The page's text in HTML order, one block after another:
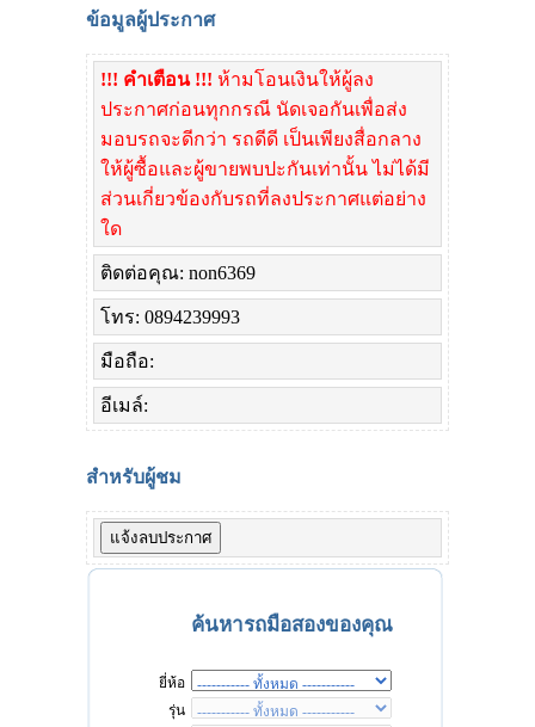
ข้อมูลผู้ประกาศ
!!! คำเตือน !!! ห้ามโอนเงินให้ผู้ลง
ประกาศก่อนทุกกรณี นัดเจอกันเพื่อส่ง
มอบรถจะดีกว่า รถดีดี เป็นเพียงสื่อกลาง
ให้ผู้ซื้อและผู้ขายพบปะกันเท่านั้น ไม่ได้มี
ส่วนเกี่ยวข้องกับรถที่ลงประกาศแต่อย่าง
ใด
ติดต่อคุณ: non6369
โทร: 0894239993
มือถือ:
อีเมล์:
สำหรับผู้ชม
ค้นหารถมือสองของคุณ
ยี่ห้อ
รุ่น